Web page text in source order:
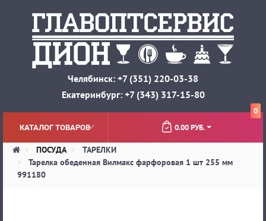
Челябинск: +7 (351) 220-03-38
Екатеринбург: +7 (343) 317-15-80
КАТАЛОГ ТОВАРОВ
0
0.00 РУБ.
ПОСУДА
ТАРЕЛКИ
Тарелка обеденная Вилмакс фарфоровая 1 шт 255 мм
991180